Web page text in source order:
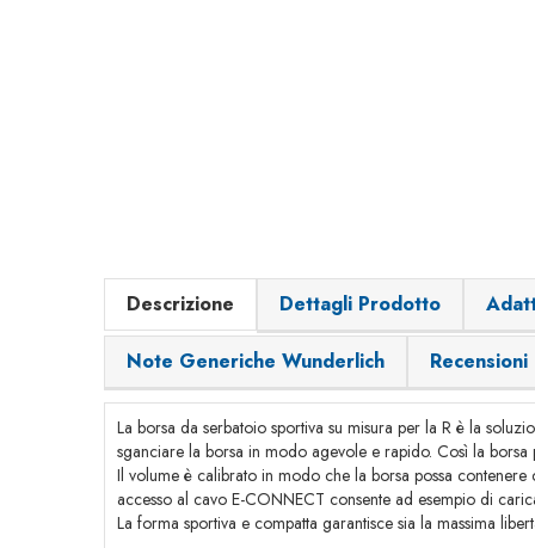
Descrizione Dettagli Prodotto
Note Generiche Wunderlich Recensioni
La borsa da serbatoio sportiva su misura per la R è la
sganciare la borsa in modo agevole e rapido. Così la
Il volume è calibrato in modo che la borsa possa
accesso al cavo E-CONNECT consente ad esempio di
La forma sportiva e compatta garantisce sia la massima